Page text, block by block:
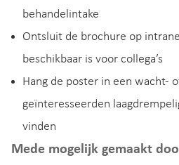
behandelintake
Ontsluit de brochure op
beschikbaar is voor collega’s
Hang de poster in een wacht-
geïnteresseerden
vinden
Mede mogelijk gemaakt